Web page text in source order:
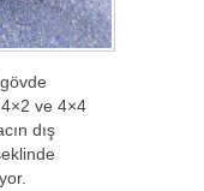
ve 4×4
dış